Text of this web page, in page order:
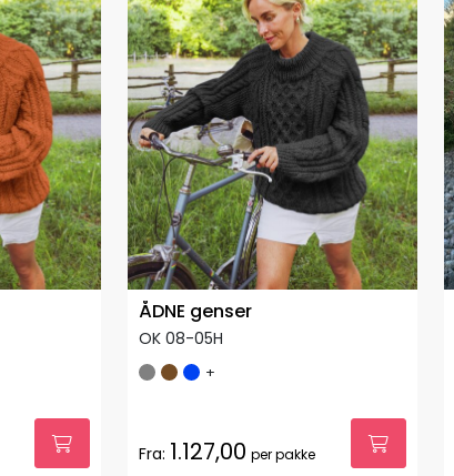
ÅDNE genser
OK 08-05H
+
Fra: 1.127,00 per pakke